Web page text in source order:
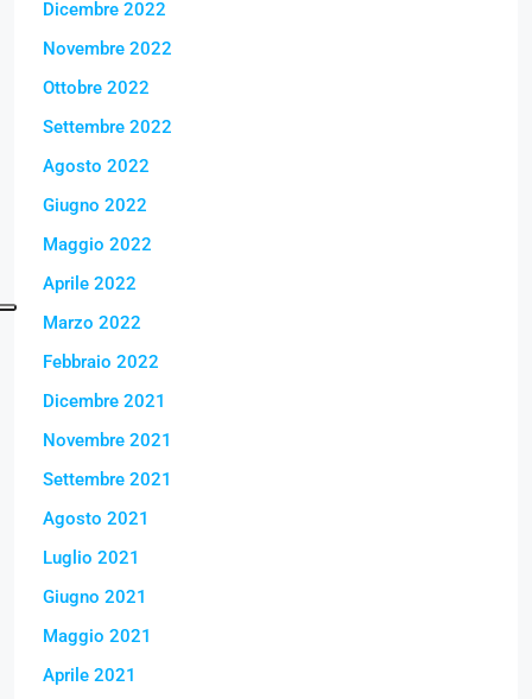
Dicembre 2022
Novembre 2022
Ottobre 2022
Settembre 2022
Agosto 2022
Giugno 2022
Maggio 2022
Aprile 2022
Marzo 2022
Febbraio 2022
Dicembre 2021
Novembre 2021
Settembre 2021
Agosto 2021
Luglio 2021
Giugno 2021
Maggio 2021
Aprile 2021